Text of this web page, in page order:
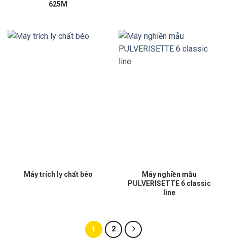
625M
Máy trích ly chất béo
Máy nghiền mẫu
PULVERISETTE 6 classic
line
1 2